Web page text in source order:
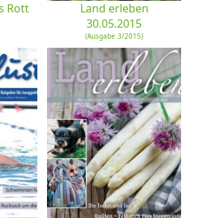
Rott
Land erleben
30.05.2015
(Ausgabe 3/2015)